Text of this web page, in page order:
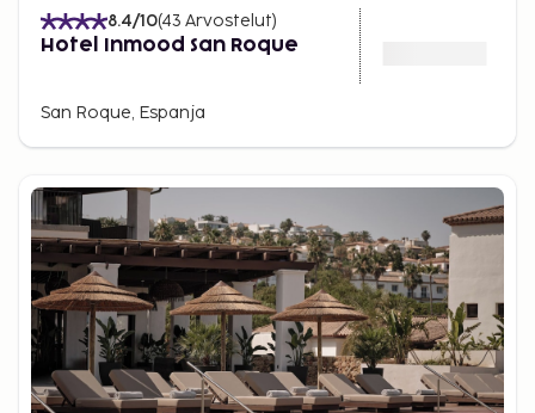
8.4/10(43 Arvostelut)
Hotel Inmood San Roque
San Roque, Espanja